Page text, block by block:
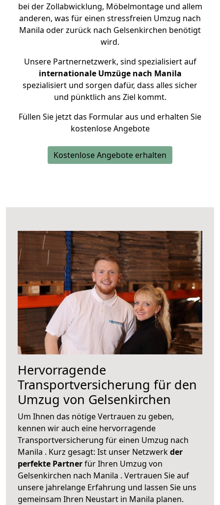
bei der Zollabwicklung, Möbelmontage und allem
anderen, was für einen stressfreien Umzug nach
Manila oder zurück nach Gelsenkirchen benötigt
wird.
Unsere Partnernetzwerk, sind spezialisiert auf
internationale Umzüge nach Manila
spezialisiert und sorgen dafür, dass alles sicher
und pünktlich ans Ziel kommt.
Füllen Sie jetzt das Formular aus und erhalten Sie
kostenlose Angebote
Kostenlose Angebote erhalten
Hervorragende
Transportversicherung für den
Umzug von Gelsenkirchen
Um Ihnen das nötige Vertrauen zu geben,
kennen wir auch eine hervorragende
Transportversicherung für einen Umzug nach
Manila . Kurz gesagt: Ist unser Netzwerkder
perfekte Partnerfür Ihren Umzug von
Gelsenkirchen nach Manila . Vertrauen Sie auf
unsere jahrelange Erfahrung und lassen Sie uns
gemeinsam Ihren Neustart in Manila planen.